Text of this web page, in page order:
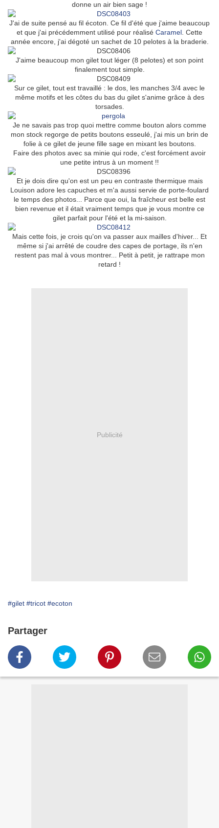
donne un air bien sage !
J'ai de suite pensé au fil écoton. Ce fil d'été que j'aime beaucoup
et que j'ai précédemment utilisé pour réalisé Caramel . Cette
année encore, j'ai dégoté un sachet de 10 pelotes à la braderie.
J'aime beaucoup mon gilet tout léger (8 pelotes) et son point
finalement tout simple.
Sur ce gilet, tout est travaillé : le dos, les manches 3/4 avec le
même motifs et les côtes du bas du gilet s'anime grâce à des
torsades.
Je ne savais pas trop quoi mettre comme bouton alors comme
mon stock regorge de petits boutons esseulé, j'ai mis un brin de
folie à ce gilet de jeune fille sage en mixant les boutons.
Faire des photos avec sa minie qui rode, c'est forcément avoir
une petite intrus à un moment !!
Et je dois dire qu'on est un peu en contraste thermique mais
Louison adore les capuches et m'a aussi servie de porte-foulard
le temps des photos... Parce que oui, la fraîcheur est belle est
bien revenue et il était vraiment temps que je vous montre ce
gilet parfait pour l'été et la mi-saison.
Mais cette fois, je crois qu'on va passer aux mailles d'hiver... Et
même si j'ai arrêté de coudre des capes de portage, ils n'en
restent pas mal à vous montrer... Petit à petit, je rattrape mon
retard !
Publicité
#gilet #tricot #ecoton
Partager